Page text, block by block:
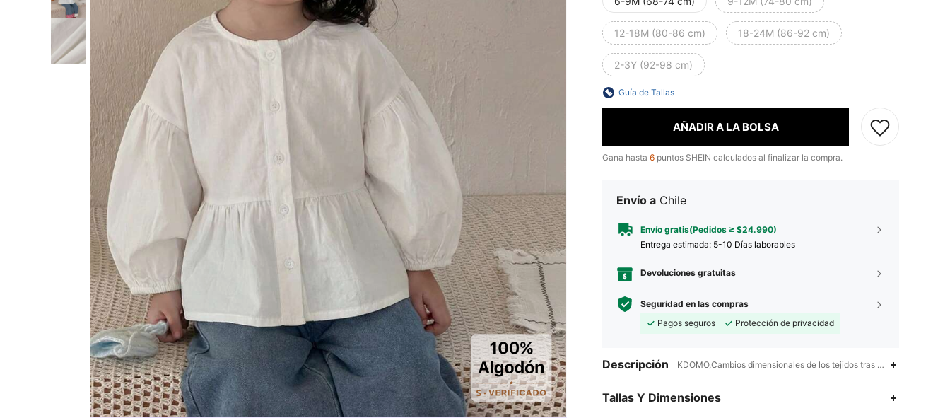
12-18M (80-86 cm) 18-24M (86-92 cm)
2-3Y (92-98 cm)
Guía de Tallas
AÑADIR A LA BOLSA
Gana hasta 6 puntos SHEIN calculados al finalizar la compra.
Envío a Chile
Envío gratis(Pedidos ≥ $24.990)
Entrega estimada: 5-10 Días laborables
Devoluciones gratuitas
Seguridad en las compras
Pagos seguros
Protección de privacidad
Descripción KDOMO,Cambios dimensionales de los tejidos tras el lavado
Tallas Y Dimensiones